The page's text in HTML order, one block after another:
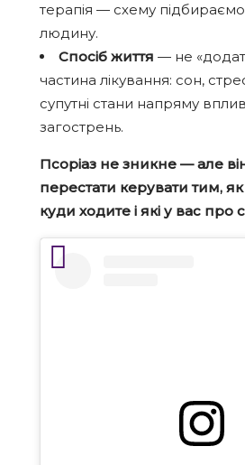
терапія — схему
людину.
Спосіб життя — не
частина лікування: сон,
супутні стани напряму
загострень.
Псоріаз не зникне — але
перестати керувати тим,
куди ходите і які у вас про